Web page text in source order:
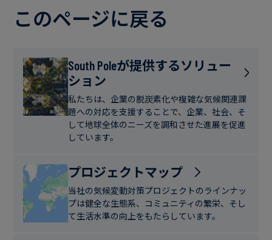
へ
り
み
ガ
ス
食
飲
料
ス
テ
ナ
ブ
ブ
ロ
ー
ス
ス
デ
ィ
ニ
このページに戻る
South Poleが提供するソリュー
ション
私たちは、企業の脱炭素化や複雑な気候関連課
題への対応を支援することで、企業、社会、そ
して地球全体のニーズを調和させた進展を促進
しています。
プロジェクトマップ
当社の気候変動対策プロジェクトのラインナッ
プは健全な生態系、コミュニティの繁栄、そし
て生活水準の向上をもたらしています。